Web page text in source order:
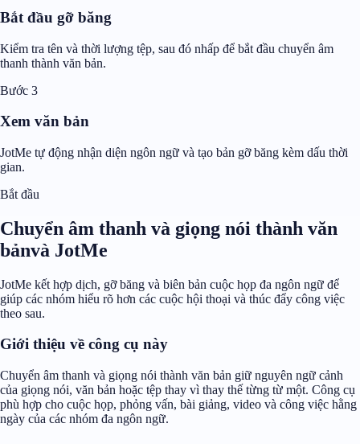
Bắt đầu gỡ băng
Kiểm tra tên và thời lượng tệp, sau đó nhấp để bắt đầu chuyển âm
thanh thành văn bản.
Bước 3
Xem văn bản
JotMe tự động nhận diện ngôn ngữ và tạo bản gỡ băng kèm dấu thời
gian.
Bắt đầu
Chuyển âm thanh và giọng nói thành văn
bảnvà JotMe
JotMe kết hợp dịch, gỡ băng và biên bản cuộc họp đa ngôn ngữ để
giúp các nhóm hiểu rõ hơn các cuộc hội thoại và thúc đẩy công việc
theo sau.
Giới thiệu về công cụ này
Chuyển âm thanh và giọng nói thành văn bản giữ nguyên ngữ cảnh
của giọng nói, văn bản hoặc tệp thay vì thay thế từng từ một. Công cụ
phù hợp cho cuộc họp, phỏng vấn, bài giảng, video và công việc hằng
ngày của các nhóm đa ngôn ngữ.